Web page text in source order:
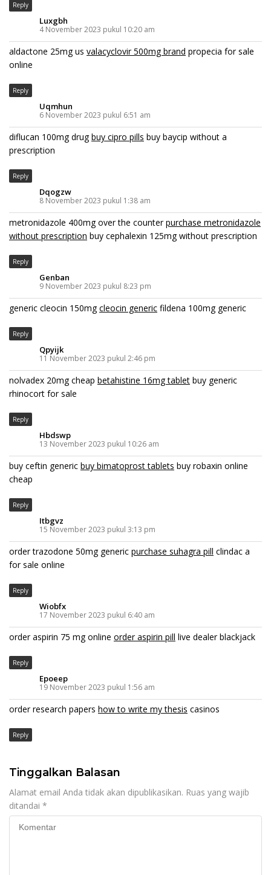
Reply
Luxgbh
4 November 2023 pukul 10:20 am
aldactone 25mg us valacyclovir 500mg brand propecia for sale
online
Reply
Uqmhun
6 November 2023 pukul 6:51 am
diflucan 100mg drugbuy cipro pills buy baycip without a
prescription
Reply
Dqogzw
8 November 2023 pukul 1:38 am
metronidazole 400mg over the counterpurchase metronidazole
without prescription buy cephalexin 125mg without prescription
Reply
Genban
9 November 2023 pukul 8:23 pm
generic cleocin 150mgcleocin generic fildena 100mg generic
Reply
Qpyijk
11 November 2023 pukul 2:46 pm
nolvadex 20mg cheap betahistine 16mg tablet buy generic
rhinocort for sale
Reply
Hbdswp
13 November 2023 pukul 10:26 am
buy ceftin generic buy bimatoprost tablets buy robaxin online
cheap
Reply
Itbgvz
15 November 2023 pukul 3:13 pm
order trazodone 50mg generic purchase suhagra pill clindac a
for sale online
Reply
Wiobfx
17 November 2023 pukul 6:40 am
order aspirin 75 mg online order aspirin pill live dealer blackjack
Reply
Epoeep
19 November 2023 pukul 1:56 am
order research papers how to write my thesis casinos
Reply
Tinggalkan Balasan
Alamat email Anda tidak akan dipublikasikan. Ruas yang wajib
ditandai *